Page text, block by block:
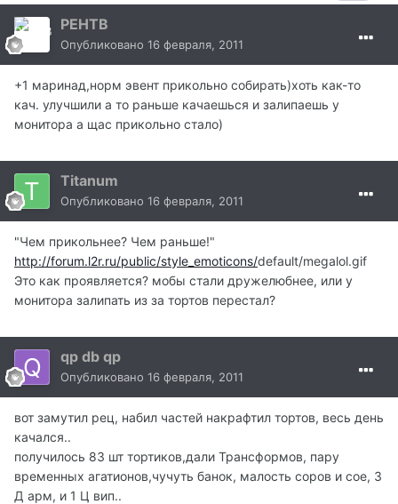
PEHTB
Опубликовано 16 февраля, 2011
+1 маринад,норм эвент прикольно собирать)хоть как-то
кач. улучшили а то раньше качаешься и залипаешь у
монитора а щас прикольно стало)
Titanum
Опубликовано 16 февраля, 2011
"Чем прикольнее? Чем раньше!"
http://forum.l2r.ru/public/style_emoticons/default/megalol.gif
Это как проявляется? мобы стали дружелюбнее, или у
монитора залипать из за тортов перестал?
qp db qp
Опубликовано 16 февраля, 2011
вот замутил рец, набил частей накрафтил тортов, весь день
качался..
получилось 83 шт тортиков,дали Трансформов, пару
временных агатионов,чучуть банок, малость соров и сое, 3
Д арм, и 1 Ц вип..